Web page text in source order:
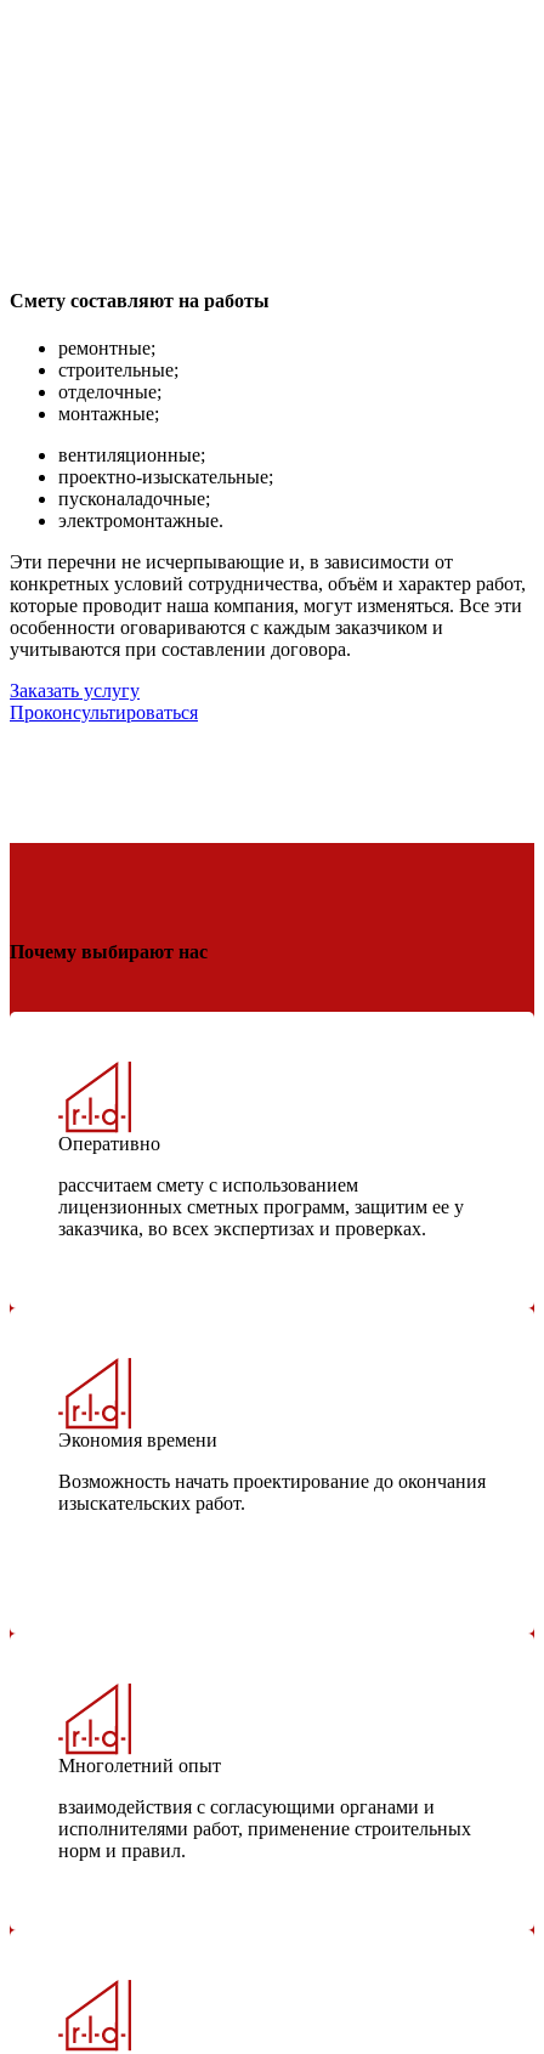
Смету составляют на работы
ремонтные;
строительные;
отделочные;
монтажные;
вентиляционные;
проектно-изыскательные;
пусконаладочные;
электромонтажные.
Эти перечни не исчерпывающие и, в зависимости от
конкретных условий сотрудничества, объём и характер работ,
которые проводит наша компания, могут изменяться. Все эти
особенности оговариваются с каждым заказчиком и
учитываются при составлении договора.
Заказать услугу
Проконсультироваться
Почему выбирают нас
Оперативно
рассчитаем смету с использованием
лицензионных сметных программ, защитим ее у
заказчика, во всех экспертизах и проверках.
Экономия времени
Возможность начать проектирование до окончания
изыскательских работ.
Многолетний опыт
взаимодействия с согласующими органами и
исполнителями работ, применение строительных
норм и правил.